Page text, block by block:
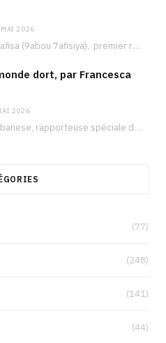
2026
Le cave de Hafisa (9abou 7afisiya), premier roman du journaliste tunisien Mohamed Amine Ben Hlel,…
dort, par Francesca
2026
Francesca Albanese, rapporteuse spéciale de l’ONU sur les territoires palestiniens occupés, était à Tunis pour…
(77)
(248)
(141)
(44)